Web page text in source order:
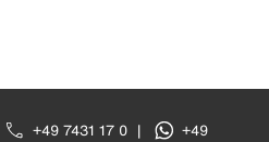
+49 7431 17 0 |
+49